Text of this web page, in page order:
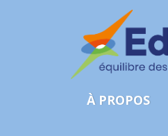
À PROPOS